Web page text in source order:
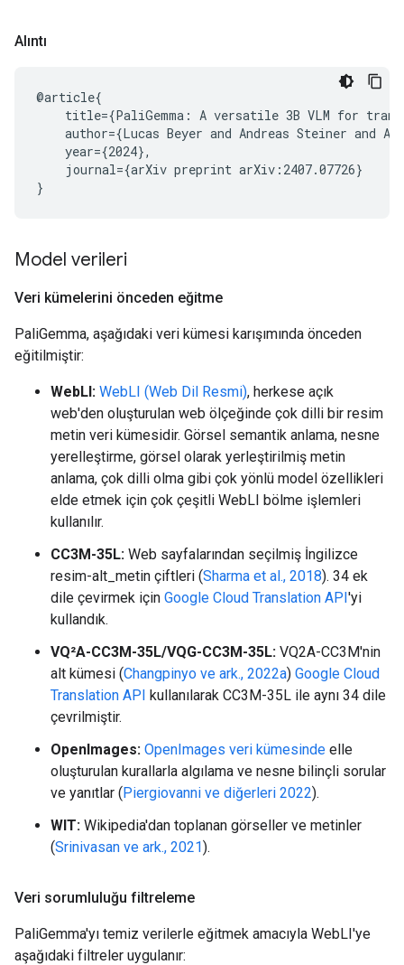
Alıntı
@article{
title={PaliGemma: A versatile 3B VLM for
author={Lucas Beyer and Andreas Steiner and
    year={2024},
    journal={arXiv preprint arXiv:2407.07726}
Model verileri
Veri kümelerini önceden eğitme
PaliGemma, aşağıdaki veri kümesi karışımında önceden
eğitilmiştir:
WebLI: WebLI (Web Dil Resmi), herkese açık
web'den oluşturulan web ölçeğinde çok dilli bir resim
metin veri kümesidir. Görsel semantik anlama, nesne
yerelleştirme, görsel olarak yerleştirilmiş metin
anlama, çok dilli olma gibi çok yönlü model özellikleri
elde etmek için çok çeşitli WebLI bölme işlemleri
kullanılır.
CC3M-35L: Web sayfalarından seçilmiş İngilizce
resim-alt_metin çiftleri (Sharma et al., 2018). 34 ek
dile çevirmek için Google Cloud Translation API'yi
kullandık.
VQ²A-CC3M-35L/VQG-CC3M-35L: VQ2A-CC3M'nin
alt kümesi (Changpinyo ve ark., 2022a) Google Cloud
Translation API kullanılarak CC3M-35L ile aynı 34 dile
çevrilmiştir.
OpenImages: OpenImages veri kümesinde elle
oluşturulan kurallarla algılama ve nesne bilinçli sorular
ve yanıtlar (Piergiovanni ve diğerleri 2022).
WIT: Wikipedia'dan toplanan görseller ve metinler
(Srinivasan ve ark., 2021).
Veri sorumluluğu filtreleme
PaliGemma'yı temiz verilerle eğitmek amacıyla WebLI'ye
aşağıdaki filtreler uygulanır: